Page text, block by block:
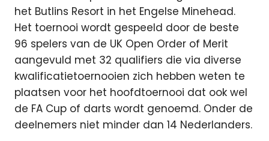
het Butlins Resort in het Engelse Minehead.
Het toernooi wordt gespeeld door de beste
96 spelers van de UK Open Order of Merit
aangevuld met 32 qualifiers die via diverse
kwalificatietoernooien zich hebben weten te
plaatsen voor het hoofdtoernooi dat ook wel
de FA Cup of darts wordt genoemd. Onder de
deelnemers niet minder dan 14 Nederlanders.